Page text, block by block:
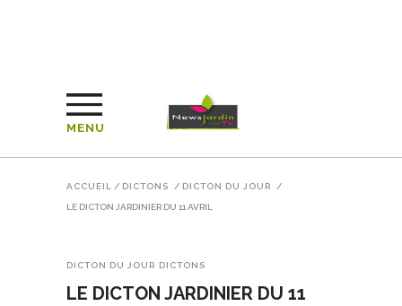
MENU
ACCUEIL / DICTONS / DICTON DU JOUR /
LE DICTON JARDINIER DU 11 AVRIL
DICTON DU JOUR DICTONS
LE DICTON JARDINIER DU 11